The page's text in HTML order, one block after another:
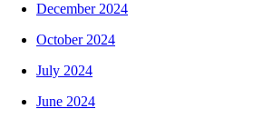
December 2024
October 2024
July 2024
June 2024